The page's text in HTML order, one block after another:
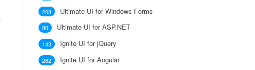
Ultimate UI for Windows Forms
208
Ultimate UI for ASP.NET
80
Ignite UI for jQuery
143
Ignite UI for Angular
262